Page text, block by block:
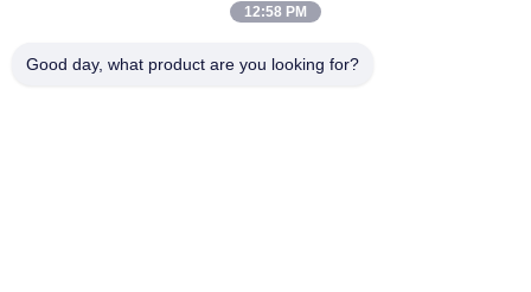
Buena calidad de China motor paso a paso híbrido Proveedor. ©
12:58 PM
Good day, what product are you looking for?